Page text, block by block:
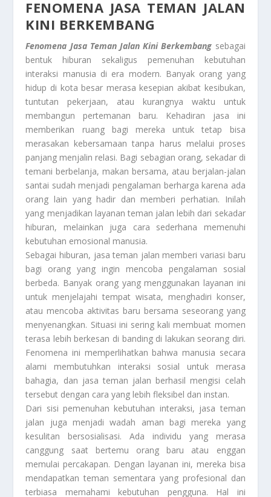
FENOMENA JASA TEMAN JALAN
KINI BERKEMBANG
Fenomena Jasa Teman Jalan Kini Berkembang sebagai
bentuk hiburan sekaligus pemenuhan kebutuhan
interaksi manusia di era modern. Banyak orang yang
hidup di kota besar merasa kesepian akibat kesibukan,
tuntutan pekerjaan, atau kurangnya waktu untuk
membangun pertemanan baru. Kehadiran jasa ini
memberikan ruang bagi mereka untuk tetap bisa
merasakan kebersamaan tanpa harus melalui proses
panjang menjalin relasi. Bagi sebagian orang, sekadar di
temani berbelanja, makan bersama, atau berjalan-jalan
santai sudah menjadi pengalaman berharga karena ada
orang lain yang hadir dan memberi perhatian. Inilah
yang menjadikan layanan teman jalan lebih dari sekadar
hiburan, melainkan juga cara sederhana memenuhi
kebutuhan emosional manusia.
Sebagai hiburan, jasa teman jalan memberi variasi baru
bagi orang yang ingin mencoba pengalaman sosial
berbeda. Banyak orang yang menggunakan layanan ini
untuk menjelajahi tempat wisata, menghadiri konser,
atau mencoba aktivitas baru bersama seseorang yang
menyenangkan. Situasi ini sering kali membuat momen
terasa lebih berkesan di banding di lakukan seorang diri.
Fenomena ini memperlihatkan bahwa manusia secara
alami membutuhkan interaksi sosial untuk merasa
bahagia, dan jasa teman jalan berhasil mengisi celah
tersebut dengan cara yang lebih fleksibel dan instan.
Dari sisi pemenuhan kebutuhan interaksi, jasa teman
jalan juga menjadi wadah aman bagi mereka yang
kesulitan bersosialisasi. Ada individu yang merasa
canggung saat bertemu orang baru atau enggan
memulai percakapan. Dengan layanan ini, mereka bisa
mendapatkan teman sementara yang profesional dan
terbiasa memahami kebutuhan pengguna. Hal ini